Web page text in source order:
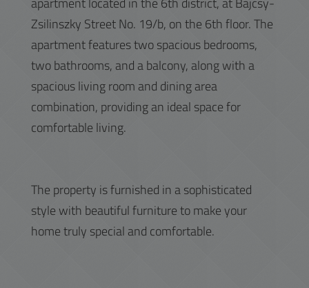
Zsilinszky Street No. 19/b, on the 6th floor. The
apartment features two spacious bedrooms,
two bathrooms, and a balcony, along with a
spacious living room and dining area
combination, providing an ideal space for
comfortable living.
The property is furnished in a sophisticated
style with beautiful furniture to make your
home truly special and comfortable.